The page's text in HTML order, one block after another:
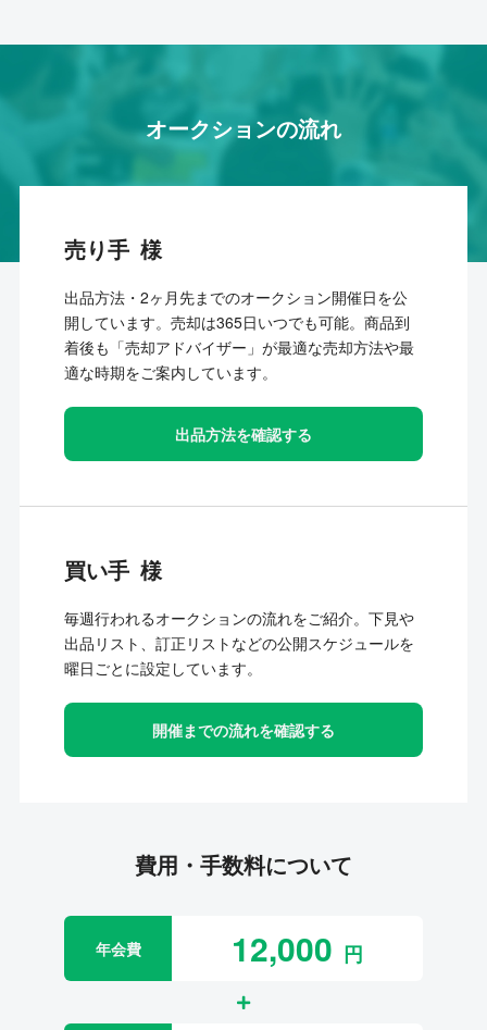
オークションの流れ
売り手
出品方法・2ヶ月先までのオークション開催日を公
開しています。売却は365日いつでも可能。商品到
着後も「売却アドバイザー」が最適な売却方法や最
適な時期をご案内しています。
出品方法を確認する
買い手
毎週行われるオークションの流れをご紹介。下見や
出品リスト、訂正リストなどの公開スケジュールを
曜日ごとに設定しています。
開催までの流れを確認する
費用・手数料について
年会費 12,000